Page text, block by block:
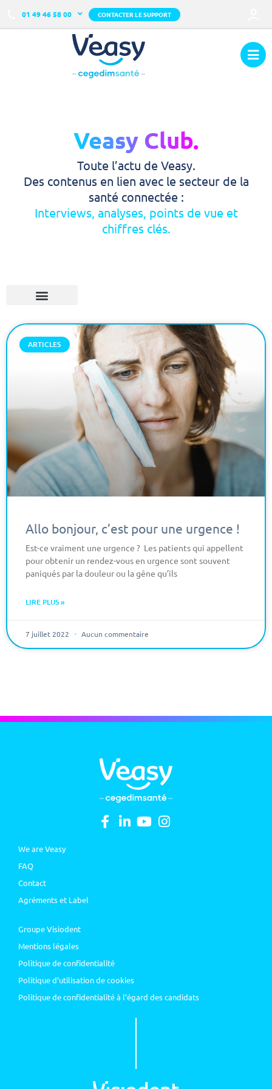
01 49 46 58 00 CONTACTER LE SUPPORT
Veasy Club.
Toute l’actu de Veasy.
Des contenus en lien avec le secteur de la
santé connectée :
Interviews, analyses, points de vue et
chiffres clés.
ARTICLES
Allo bonjour, c’est pour une urgence !
Est-ce vraiment une urgence ? Les patients qui appellent
pour obtenir un rendez-vous en urgence sont souvent
paniqués par la douleur ou la gêne qu’ils
LIRE PLUS »
7 juillet 2022 Aucun commentaire
We are Veasy
FAQ
Contact
Agréments et Label
Groupe Visiodent
Mentions légales
Politique de confidentialité
Politique d’utilisation de cookies
Politique de confidentialité à l’égard des candidats